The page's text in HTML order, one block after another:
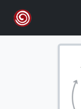
Skip to main content